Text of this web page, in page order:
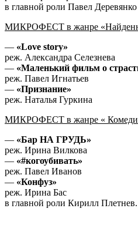
в главной роли Павел Деревянко
МИКРОФЕСТ в жанре
— «Love story»
реж. Александра Селезнева
— «Маленький фильм о
реж. Павел Игнатьев
— «Признание»
реж. Наталья Гуркина
МИКРОФЕСТ в жанре «
— «Бар НА ГРУДЬ»
реж. Ирина Вилкова
— «#когоубивать»
реж. Павел Иванов
— «Конфуз»
реж. Ирина Бас
в главной роли Кирилл Плетнев.